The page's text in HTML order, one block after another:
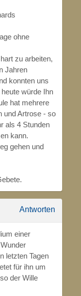
ohne
zu arbeiten,
Jahren
konnten uns
würde Ihn
hat mehrere
und Artrose - so
als 4 Stunden
kann.
gehen und
Antworten
einer
letzten Tagen
für ihn um
der Wille